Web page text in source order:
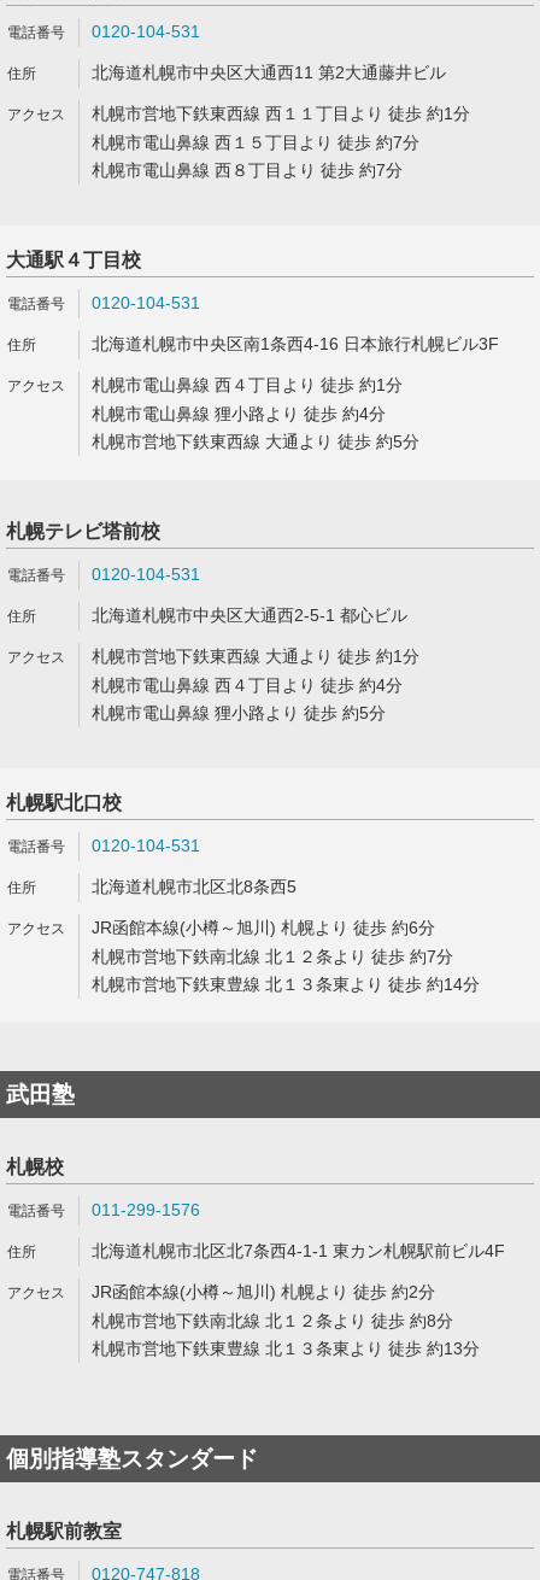
0120-104-531
北海道札幌市中央区大通西11 第2大通藤井ビル
札幌市営地下鉄東西線 西１１丁目より 徒歩 約1分
札幌市電山鼻線 西１５丁目より 徒歩 約7分
札幌市電山鼻線 西８丁目より 徒歩 約7分
大通駅４丁目校
0120-104-531
北海道札幌市中央区南1条西4-16 日本旅行札幌ビル3F
札幌市電山鼻線 西４丁目より 徒歩 約1分
札幌市電山鼻線 狸小路より 徒歩 約4分
札幌市営地下鉄東西線 大通より 徒歩 約5分
札幌テレビ塔前校
0120-104-531
北海道札幌市中央区大通西2-5-1 都心ビル
札幌市営地下鉄東西線 大通より 徒歩 約1分
札幌市電山鼻線 西４丁目より 徒歩 約4分
札幌市電山鼻線 狸小路より 徒歩 約5分
札幌駅北口校
0120-104-531
北海道札幌市北区北8条西5
JR函館本線(小樽～旭川) 札幌より 徒歩 約6分
札幌市営地下鉄南北線 北１２条より 徒歩 約7分
札幌市営地下鉄東豊線 北１３条東より 徒歩 約14分
武田塾
札幌校
011-299-1576
北海道札幌市北区北7条西4-1-1 東カン札幌駅前ビル4F
JR函館本線(小樽～旭川) 札幌より 徒歩 約2分
札幌市営地下鉄南北線 北１２条より 徒歩 約8分
札幌市営地下鉄東豊線 北１３条東より 徒歩 約13分
個別指導塾スタンダード
札幌駅前教室
0120-747-818